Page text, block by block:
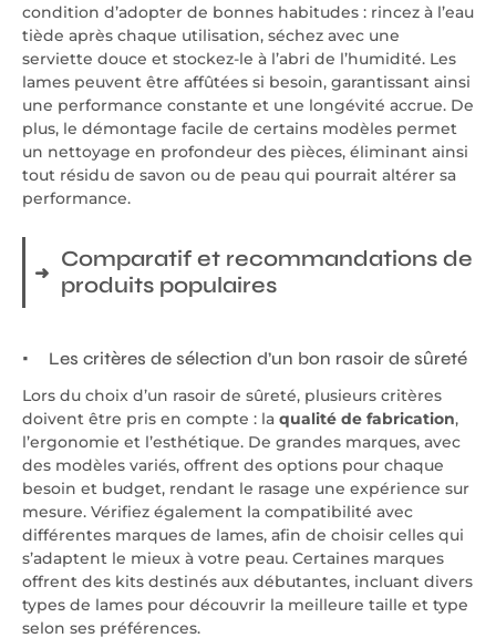
condition d’adopter de bonnes habitudes : rincez à l’eau
tiède après chaque utilisation, séchez avec une
serviette douce et stockez-le à l’abri de l’humidité. Les
lames peuvent être affûtées si besoin, garantissant ainsi
une performance constante et une longévité accrue. De
plus, le démontage facile de certains modèles permet
un nettoyage en profondeur des pièces, éliminant ainsi
tout résidu de savon ou de peau qui pourrait altérer sa
performance.
Comparatif et recommandations de
produits populaires
Les critères de sélection d’un bon rasoir de sûreté
Lors du choix d’un rasoir de sûreté, plusieurs critères
doivent être pris en compte : la qualité de fabrication,
l’ergonomie et l’esthétique. De grandes marques, avec
des modèles variés, offrent des options pour chaque
besoin et budget, rendant le rasage une expérience sur
mesure. Vérifiez également la compatibilité avec
différentes marques de lames, afin de choisir celles qui
s’adaptent le mieux à votre peau. Certaines marques
offrent des kits destinés aux débutantes, incluant divers
types de lames pour découvrir la meilleure taille et type
selon ses préférences.